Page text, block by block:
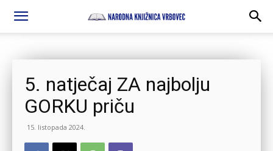
5. natječaj ZA najbolju
GORKU priču
15. listopada 2024.